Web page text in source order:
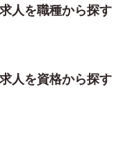
人を職種から探す
人を資格から探す